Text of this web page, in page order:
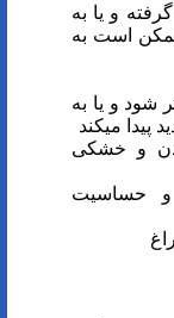
و یا به
است به
شود و یا به
پیدا می­کند
و خشکی
و حساسیت